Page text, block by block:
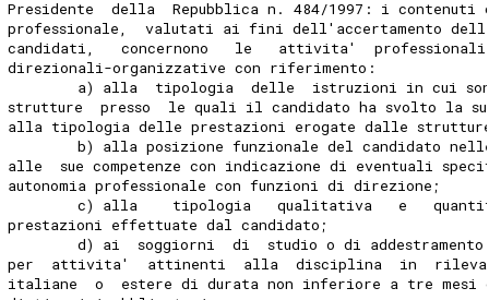
Presidente  della  Repubblica n. 484/1997: i contenuti
professionale,  valutati ai fini dell'accertamento
candidati,   concernono   le   attivita'
direzionali-organizzative con riferimento:
a) alla  tipologia  delle  istruzioni in cui
strutture  presso  le quali il candidato ha svolto la
alla tipologia delle prestazioni erogate dalle strutture
b) alla posizione funzionale del candidato
alle  sue competenze con indicazione di eventuali
autonomia professionale con funzioni di direzione;
c) alla    tipologia   qualitativa   e
prestazioni effettuate dal candidato;
d) ai  soggiorni  di  studio o di addestramento
per  attivita'  attinenti  alla  disciplina  in
italiane  o  estere di durata non inferiore a tre mesi